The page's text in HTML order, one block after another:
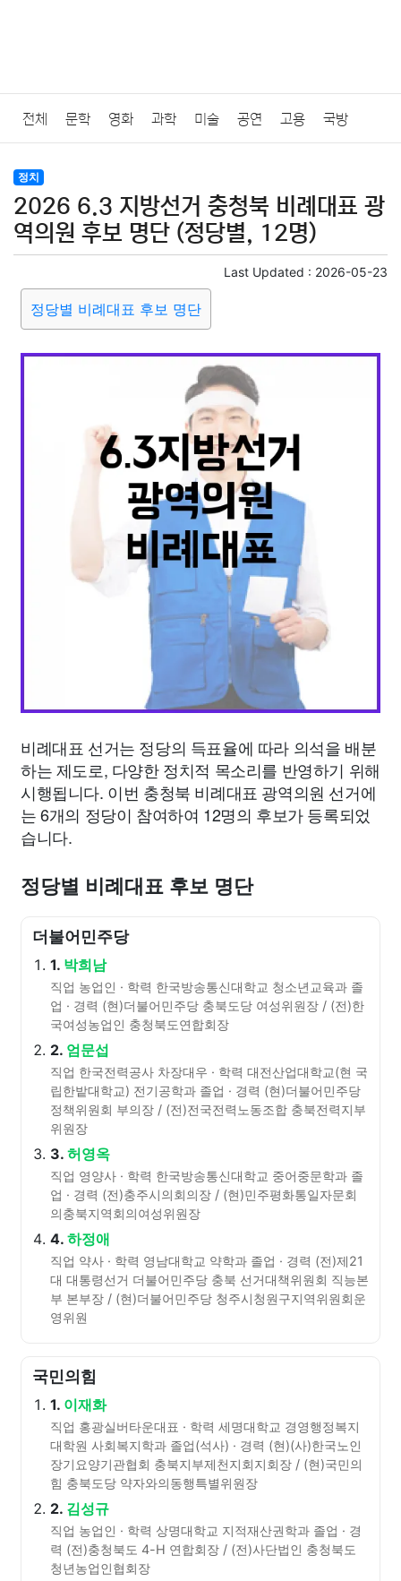
전체 문학 영화 과학 미술 공연 고용 국방
법률
질병 가요 방송 일상 주식 암호화폐 블록체인
미용 증권 인테리어
요리 상품리뷰 원예 금융
맛집
의료 의학
외국어 교육 교통 생활 기타
정치
2026 6.3 지방선거 충청북 비례대표 광
역의원 후보 명단 (정당별, 12명)
Last Updated : 2026-05-23
정당별 비례대표 후보 명단
비례대표 선거는 정당의 득표율에 따라 의석을 배분
하는 제도로, 다양한 정치적 목소리를 반영하기 위해
시행됩니다. 이번 충청북 비례대표 광역의원 선거에
는 6개의 정당이 참여하여 12명의 후보가 등록되었
습니다.
정당별 비례대표 후보 명단
더불어민주당
1. 박희남
직업 농업인 · 학력 한국방송통신대학교 청소년교육과 졸
업 · 경력 (현)더불어민주당 충북도당 여성위원장 / (전)한
국여성농업인 충청북도연합회장
2. 엄문섭
직업 한국전력공사 차장대우 · 학력 대전산업대학교(현 국
립한밭대학교) 전기공학과 졸업 · 경력 (현)더불어민주당
정책위원회 부의장 / (전)전국전력노동조합 충북전력지부
위원장
3. 허영옥
직업 영양사 · 학력 한국방송통신대학교 중어중문학과 졸
업 · 경력 (전)충주시의회의장 / (현)민주평화통일자문회
의충북지역회의여성위원장
4. 하정애
직업 약사 · 학력 영남대학교 약학과 졸업 · 경력 (전)제21
대 대통령선거 더불어민주당 충북 선거대책위원회 직능본
부 본부장 / (현)더불어민주당 청주시청원구지역위원회운
영위원
국민의힘
1. 이재화
직업 홍광실버타운대표 · 학력 세명대학교 경영행정복지
대학원 사회복지학과 졸업(석사) · 경력 (현)(사)한국노인
장기요양기관협회 충북지부제천지회지회장 / (현)국민의
힘 충북도당 약자와의동행특별위원장
2. 김성규
직업 농업인 · 학력 상명대학교 지적재산권학과 졸업 · 경
력 (전)충청북도 4-H 연합회장 / (전)사단법인 충청북도
청년농업인협회장